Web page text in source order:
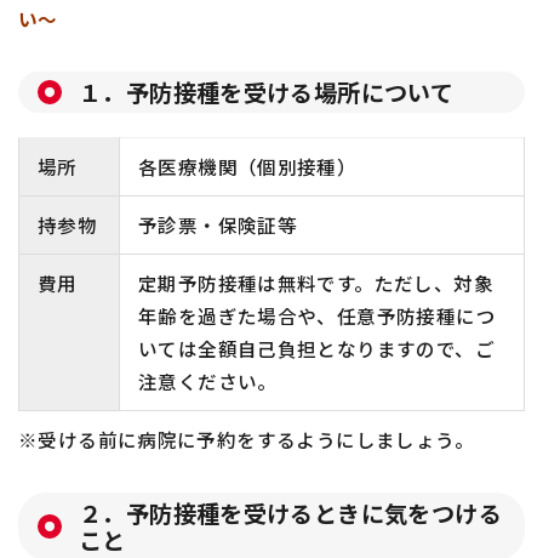
い～
１．予防接種を受ける場所について
場所 各医療機関（個別接種）
持参物 予診票・保険証等
費用
定期予防接種は無料です。ただし、対象
年齢を過ぎた場合や、任意予防接種につ
いては全額自己負担となりますので、ご
注意ください。
※受ける前に病院に予約をするようにしましょう。
２．予防接種を受けるときに気をつける
こと